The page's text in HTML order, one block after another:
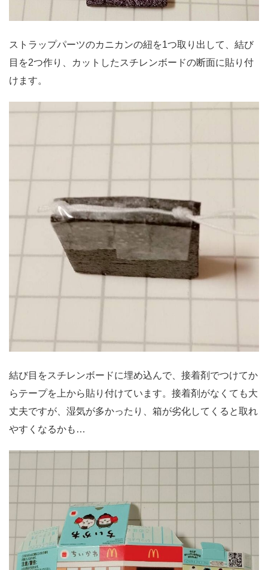
ストラップパーツのカニカンの紐を1つ取り出して、結び
目を2つ作り、カットしたスチレンボードの断面に貼り付
けます。
結び目をスチレンボードに埋め込んで、接着剤でつけてか
らテープを上から貼り付けています。接着剤がなくても大
丈夫ですが、湿気が多かったり、箱が劣化してくると取れ
やすくなるかも…